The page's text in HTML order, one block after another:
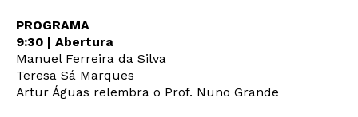
PROGRAMA
9:30 | Abertura
Manuel Ferreira da Silva
Teresa Sá Marques
Artur Águas relembra o Prof. Nuno Grande